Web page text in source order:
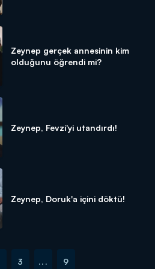
Zeynep gerçek annesinin kim
olduğunu öğrendi mi?
Zeynep, Fevzi'yi utandırdı!
Zeynep, Doruk'a içini döktü!
3 ... 9